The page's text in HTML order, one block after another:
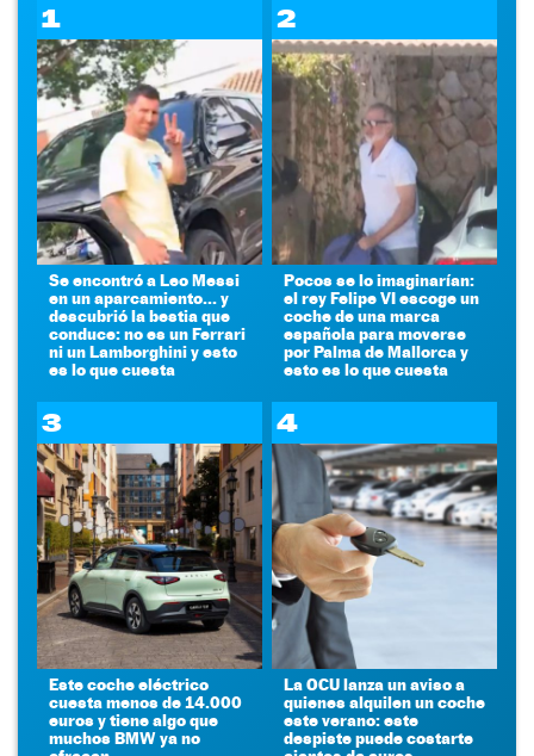
1
Se encontró a Leo Messi
en un aparcamiento... y
descubrió la bestia que
conduce: no es un Ferrari
ni un Lamborghini y esto
es lo que cuesta
2
Pocos se lo imaginarían:
el rey Felipe VI escoge un
coche de una marca
española para moverse
por Palma de Mallorca y
esto es lo que cuesta
3
Este coche eléctrico
cuesta menos de 14.000
euros y tiene algo que
muchos BMW ya no
4
La OCU lanza un aviso a
quienes alquilen un coche
este verano: este
despiste puede costarte